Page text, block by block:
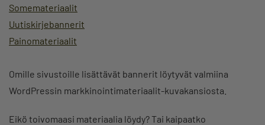
Somemateriaalit
Uutiskirjebannerit
Painomateriaalit
Omille sivustoille lisättävät bannerit löytyvät valmiina
WordPressin markkinointimateriaalit-kuvakansiosta.
Eikö toivomaasi materiaalia löydy? Tai kaipaatko